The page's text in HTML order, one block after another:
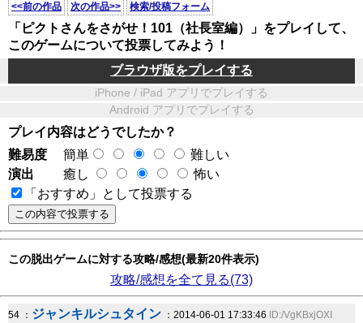
<<前の作品 次の作品>> 検索/投稿フォーム
「ピクトさんをさがせ！101（社長室編）」をプレイして、
このゲームについて投票してみよう！
ブラウザ版をプレイする
iPhone / iPad アプリでプレイする
Android アプリでプレイする
プレイ内容はどうでしたか？
難易度
簡単
難しい
演出
癒し
怖い
「おすすめ」として投票する
この脱出ゲームに対する攻略/感想(最新20件表示)
攻略/感想を全て見る(73)
54 ： ジャンキルシュタイン ：2014-06-01 17:33:46 ID:/VgKBxjOXI